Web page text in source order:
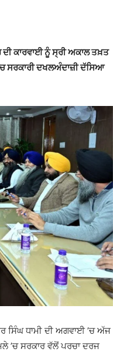
ਦੀ ਕਾਰਵਾਈ ਨੂੰ ਸ੍ਰੀ ਅਕਾਲ ਤਖ਼ਤ
ਸਰਕਾਰੀ ਦਖਲਅੰਦਾਜ਼ੀ ਦੱਸਿਆ
ਸਿੰਘ ਧਾਮੀ ਦੀ ਅਗਵਾਈ ’ਚ ਅੱਜ
’ਚ ਸਰਕਾਰ ਵੱਲੋਂ ਪਰਚਾ ਦਰਜ